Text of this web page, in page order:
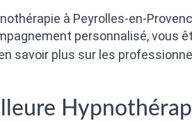
à Peyrolles-en-
personnalisé, vous
savoir plus sur les